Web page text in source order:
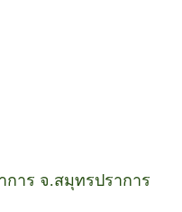
าร จ.สมุทรปราการ